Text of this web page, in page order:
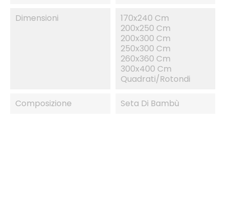
Dimensioni
170x240 Cm
200x250 Cm
200x300 Cm
250x300 Cm
260x360 Cm
300x400 Cm
Quadrati/Rotondi
Composizione Seta Di Bambù